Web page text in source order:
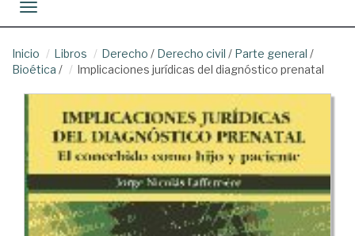
Toggle navigation
Inicio Libros Derecho / Derecho civil / Parte general /
Bioética / Implicaciones jurídicas del diagnóstico prenatal